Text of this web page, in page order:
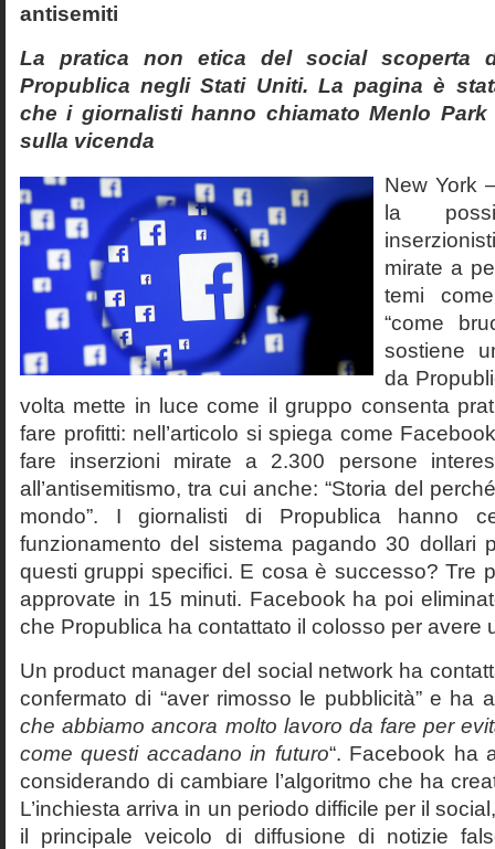
antisemiti
La pratica non etica del social scoperta
Propublica negli Stati Uniti. La pagina è
che i giornalisti hanno chiamato Menlo
sulla vicenda
New York
la
mirate a
temi
“come
sostiene
da
volta mette in luce come il gruppo consenta
fare profitti: nell’articolo si spiega come
fare inserzioni mirate a 2.300 persone
all’antisemitismo, tra cui anche: “Storia del
mondo”. I giornalisti di Propublica hanno
funzionamento del sistema pagando 30 dollari
questi gruppi specifici. E cosa è successo? Tre
approvate in 15 minuti. Facebook ha poi
che Propublica ha contattato il colosso per avere
Un product manager del social network ha
confermato di “aver rimosso le pubblicità” e ha
che abbiamo ancora molto lavoro da fare per
come questi accadano in futuro“. Facebook ha
considerando di cambiare l’algoritmo che ha
L’inchiesta arriva in un periodo difficile per il
il principale veicolo di diffusione di notizie